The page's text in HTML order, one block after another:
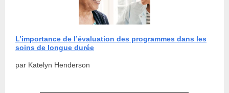
L’importance de l’évaluation des programmes dans les
soins de longue durée
par Katelyn Henderson